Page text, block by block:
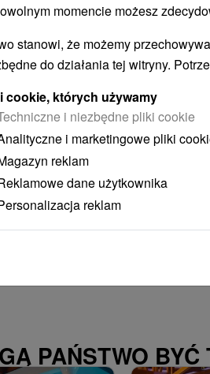
Chata
Králiky
Chata v
Králiky
svojim...
PAŃSTWO
momencie możesz
stanowi, że możemy
do działania tej witryny.
cookie, których używamy
i niezbędne pliki cookie
i marketingowe pliki
reklam
dane użytkownika
reklam